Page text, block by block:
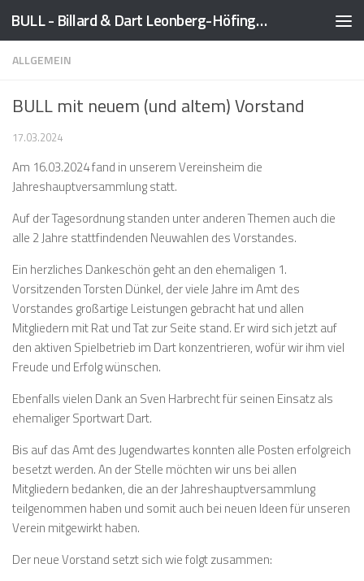
Zum Inhalt springen BULL - Billard & Dart Leonberg-Höfingen 1989 e.V.
ALLGEMEIN
BULL mit neuem (und altem) Vorstand
17.03.2024
Am 16.03.2024 fand in unserem Vereinsheim die
Jahreshauptversammlung statt.
Auf der Tagesordnung standen unter anderen Themen auch die
alle 2 Jahre stattfindenden Neuwahlen des Vorstandes.
Ein herzliches Dankeschön geht an den ehemaligen 1.
Vorsitzenden Torsten Dünkel, der viele Jahre im Amt des
Vorstandes großartige Leistungen gebracht hat und allen
Mitgliedern mit Rat und Tat zur Seite stand. Er wird sich jetzt auf
den aktiven Spielbetrieb im Dart konzentrieren, wofür wir ihm viel
Freude und Erfolg wünschen.
Ebenfalls vielen Dank an Sven Harbrecht für seinen Einsatz als
ehemaliger Sportwart Dart.
Bis auf das Amt des Jugendwartes konnten alle Posten erfolgreich
besetzt werden. An der Stelle möchten wir uns bei allen
Mitgliedern bedanken, die an der Jahreshauptversammlung
teilgenommen haben und somit auch bei neuen Ideen für unseren
Verein mitgewirkt haben.
Der neue Vorstand setzt sich wie folgt zusammen: